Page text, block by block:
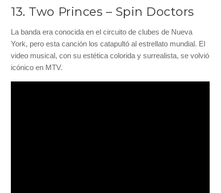
13. Two Princes – Spin Doctors
La banda era conocida en el circuito de clubes de Nueva
York, pero esta canción los catapultó al estrellato mundial. El
video musical, con su estética colorida y surrealista, se volvió
icónico en MTV.